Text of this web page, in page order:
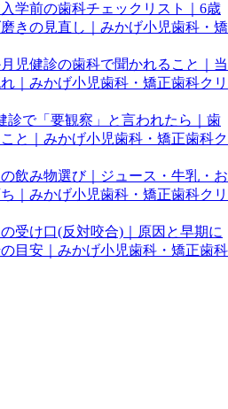
学前の歯科チェックリスト｜6歳
きの見直し｜みかげ小児歯科・矯
児健診の歯科で聞かれること｜当
｜みかげ小児歯科・矯正歯科クリ
診で「要観察」と言われたら｜歯
と｜みかげ小児歯科・矯正歯科ク
飲み物選び｜ジュース・牛乳・お
｜みかげ小児歯科・矯正歯科クリ
受け口(反対咬合)｜原因と早期に
目安｜みかげ小児歯科・矯正歯科